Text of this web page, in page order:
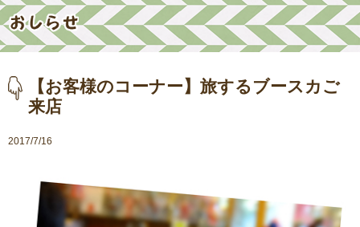
【お客様のコーナー】旅するブースカご
来店
2017/7/16